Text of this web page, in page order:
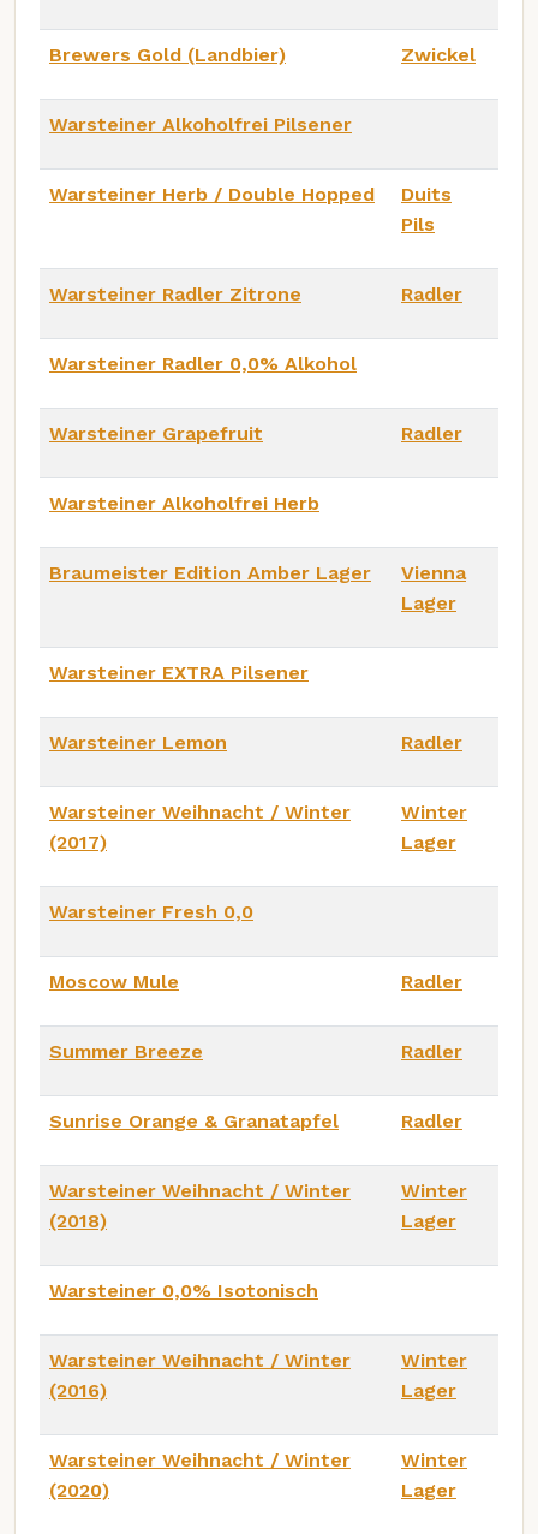
Brewers Gold (Landbier) Zwickel
Warsteiner Alkoholfrei Pilsener
Warsteiner Herb / Double Hopped
Duits
Pils
Warsteiner Radler Zitrone Radler
Warsteiner Radler 0,0% Alkohol
Warsteiner Grapefruit Radler
Warsteiner Alkoholfrei Herb
Braumeister Edition Amber Lager
Vienna
Lager
Warsteiner EXTRA Pilsener
Warsteiner Lemon Radler
Warsteiner Weihnacht / Winter
(2017)
Winter
Lager
Warsteiner Fresh 0,0
Moscow Mule Radler
Summer Breeze Radler
Sunrise Orange & Granatapfel Radler
Warsteiner Weihnacht / Winter
(2018)
Winter
Lager
Warsteiner 0,0% Isotonisch
Warsteiner Weihnacht / Winter
(2016)
Winter
Lager
Warsteiner Weihnacht / Winter
(2020)
Winter
Lager